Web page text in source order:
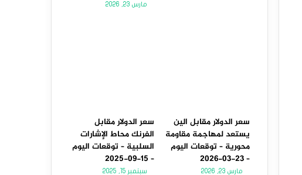
مارس 23, 2026
سعر الدولار مقابل الين
يستعد لمهاجمة مقاومة
محورية – توقعات اليوم
– 23-03-2026
مارس 23, 2026
سعر الدولار مقابل
الفرنك محاط الإشارات
السلبية – توقعات اليوم
– 15-09-2025
سبتمبر 15, 2025